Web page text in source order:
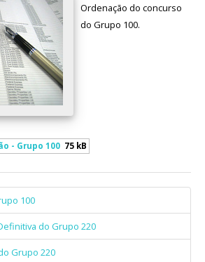
Ordenação do concurso
do Grupo 100.
- Grupo 100 75 kB
100
do Grupo 220
Grupo 220